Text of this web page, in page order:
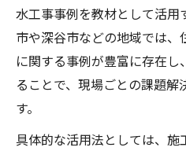
水工事事例を教材として活用
市や深谷市などの地域では
に関する事例が豊富に存在
ることで、現場ごとの課題解
す。
具体的な活用法としては、